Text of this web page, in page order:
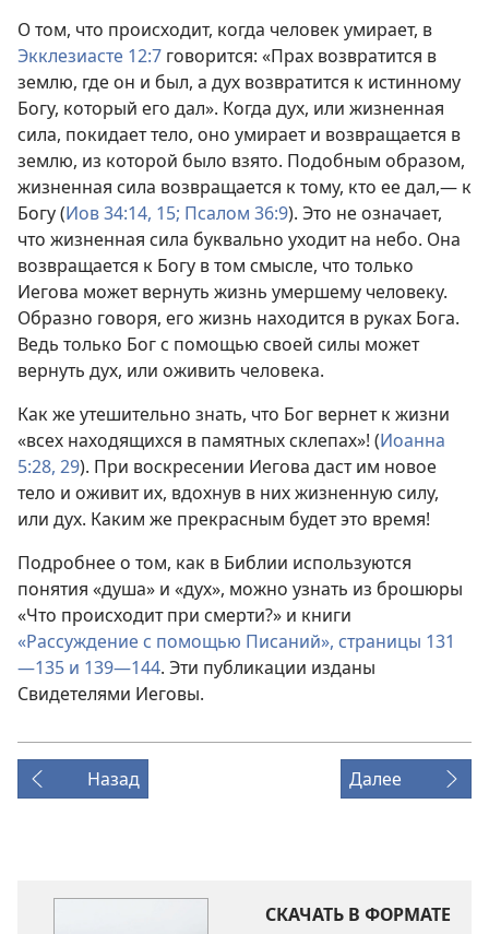
О том, что происходит, когда человек умирает, в
Экклезиасте 12:7 говорится: «Прах возвратится в
землю, где он и был, а дух возвратится к истинному
Богу, который его дал». Когда дух, или жизненная
сила, покидает тело, оно умирает и возвращается в
землю, из которой было взято. Подобным образом,
жизненная сила возвращается к тому, кто ее дал,— к
Богу (Иов 34:14, 15; Псалом 36:9). Это не означает,
что жизненная сила буквально уходит на небо. Она
возвращается к Богу в том смысле, что только
Иегова может вернуть жизнь умершему человеку.
Образно говоря, его жизнь находится в руках Бога.
Ведь только Бог с помощью своей силы может
вернуть дух, или оживить человека.
Как же утешительно знать, что Бог вернет к жизни
«всех находящихся в памятных склепах»! (Иоанна
5:28, 29). При воскресении Иегова даст им новое
тело и оживит их, вдохнув в них жизненную силу,
или дух. Каким же прекрасным будет это время!
Подробнее о том, как в Библии используются
понятия «душа» и «дух», можно узнать из брошюры
«Что происходит при смерти?» и книги
«Рассуждение с помощью Писаний», страницы 131
—135 и 139—144. Эти публикации изданы
Свидетелями Иеговы.
Назад Далее
СКАЧАТЬ В ФОРМАТЕ